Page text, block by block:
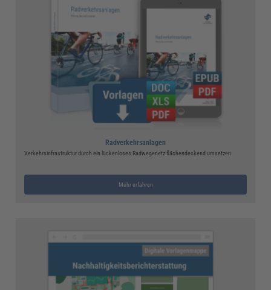
Radverkehrsanlagen
Verkehrsinfrastruktur durch ein lückenloses Radwegenetz flächendeckend umsetzen
Mehr erfahren